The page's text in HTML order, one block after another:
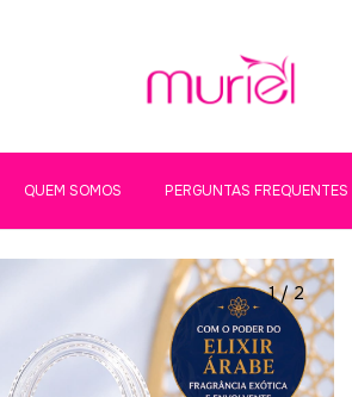
QUEM SOMOS PERGUNTAS FREQUENTES
1/2